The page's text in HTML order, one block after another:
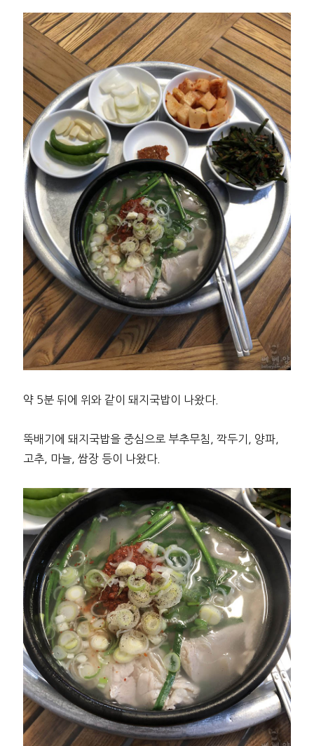
약 5분 뒤에 위와 같이 돼지국밥이 나왔다.
뚝배기에 돼지국밥을 중심으로 부추무침, 깍두기, 양파,
고추, 마늘, 쌈장 등이 나왔다.